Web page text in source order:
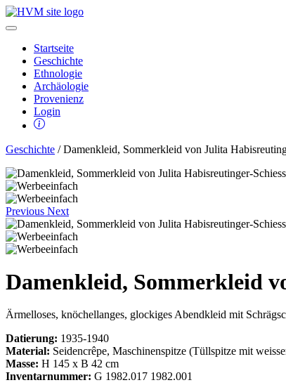
Startseite
Geschichte
Ethnologie
Archäologie
Provenienz
Login
Geschichte / Damenkleid, Sommerkleid von Julita
Previous Next
Damenkleid, Sommerkleid
Ärmelloses, knöchellanges, glockiges Abendkleid mit
Datierung: 1935-1940
Material: Seidencrêpe, Maschinenspitze (Tüllspitze mit
Masse: H 145 x B 42 cm
Inventarnummer: G 1982.017 1982.001